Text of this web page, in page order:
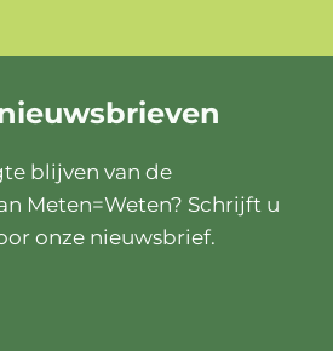
blijven van de
Meten=Weten? Schrijft u
onze nieuwsbrief.